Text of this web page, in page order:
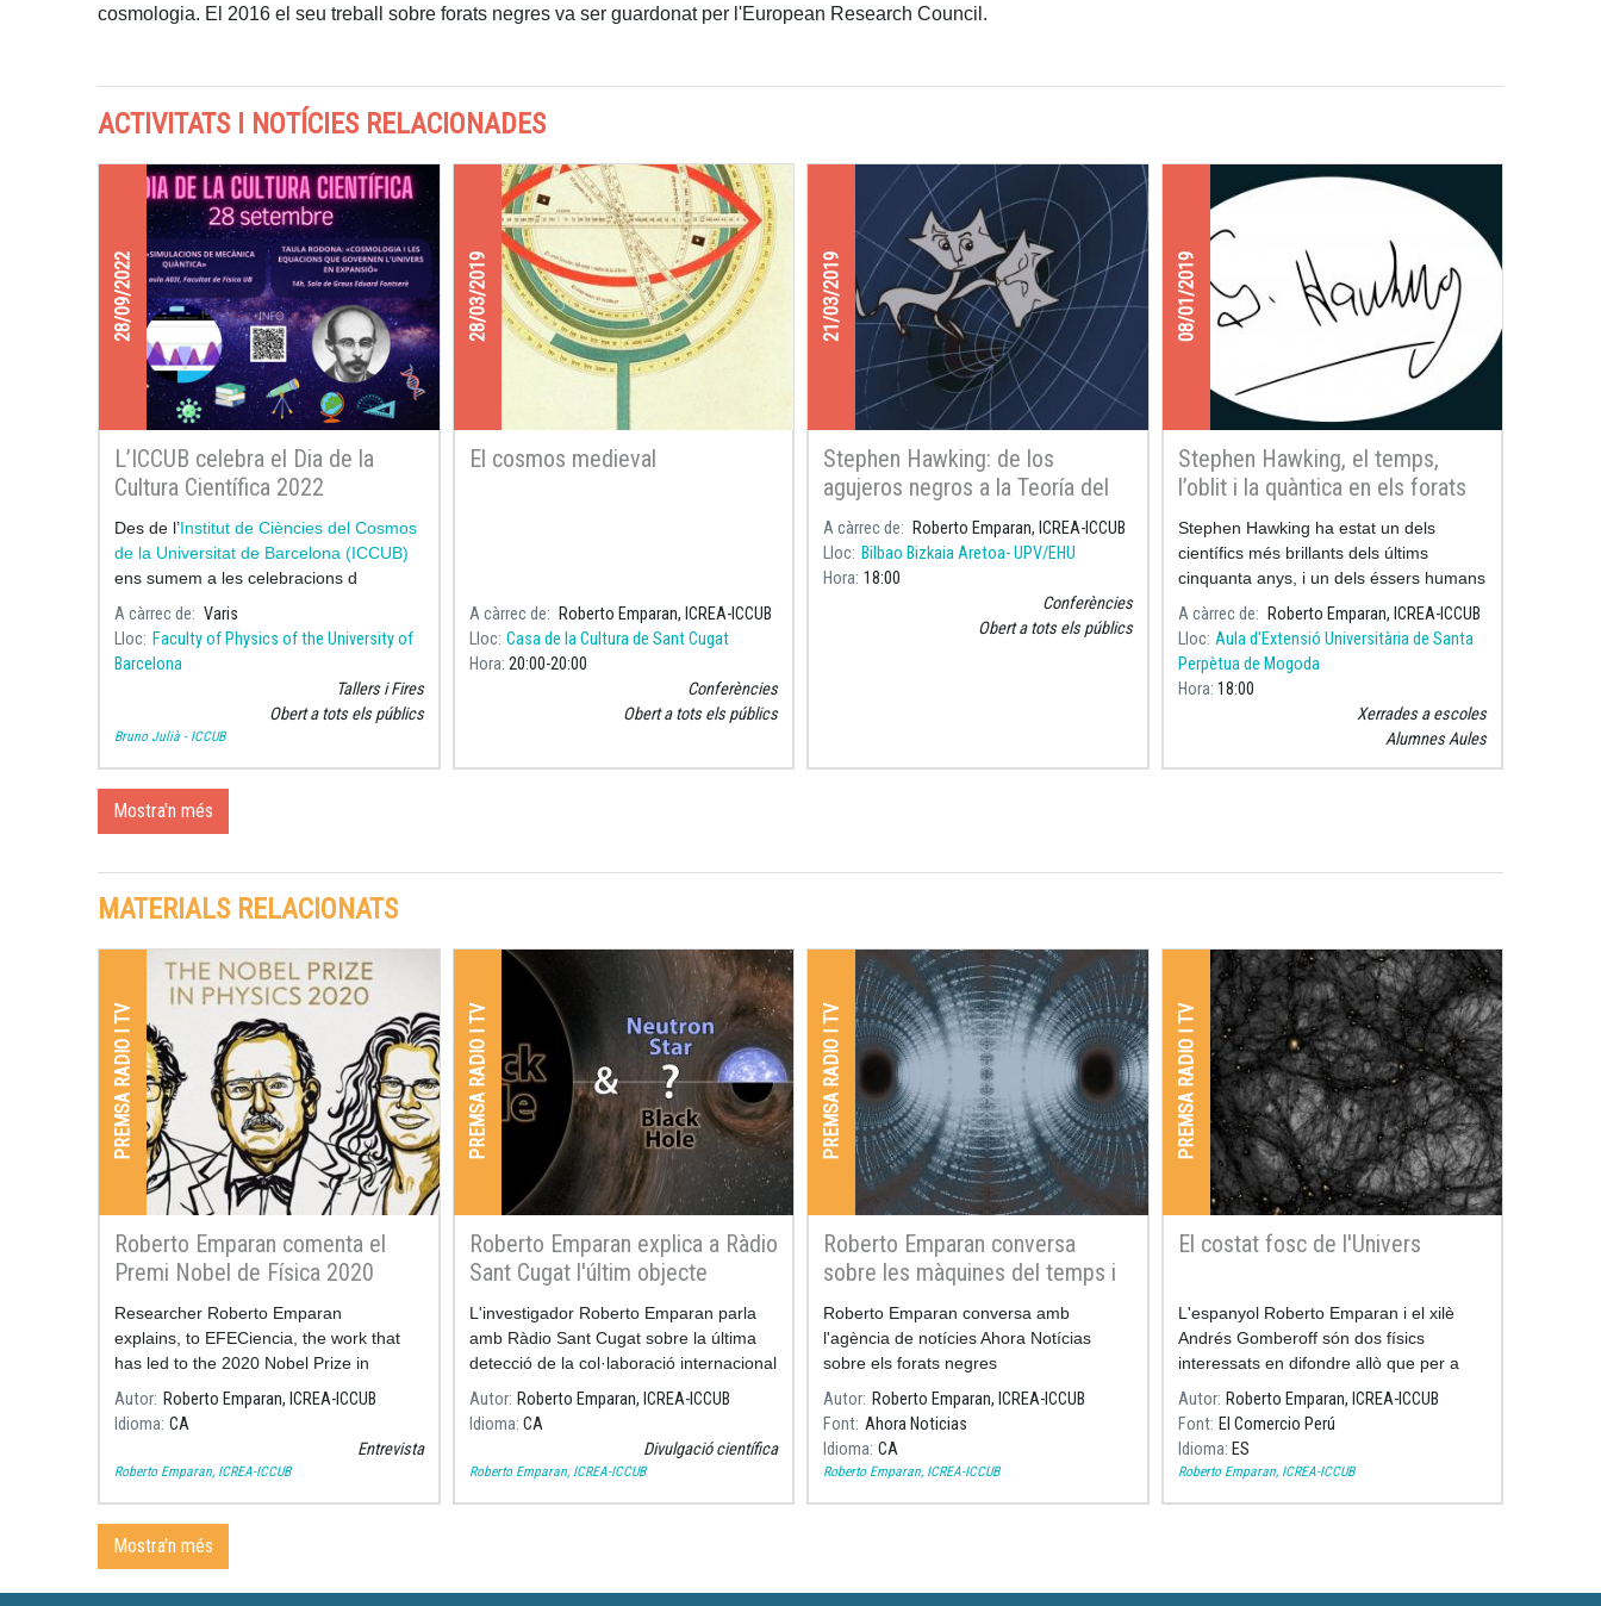
cosmologia. El 2016 el seu treball sobre forats negres va ser guardonat per l'European Research Council.
ACTIVITATS I NOTÍCIES RELACIONADES
28/09/2022
L’ICCUB celebra el Dia de la
Cultura Científica 2022
Des de l’Institut de Ciències del Cosmos
de la Universitat de Barcelona (ICCUB)
ens sumem a les celebracions d
A càrrec de
Varis
Lloc Faculty of Physics of the University of
Barcelona
Tallers i Fires
Obert a tots els públics
Bruno Julià - ICCUB
28/03/2019
El cosmos medieval
A càrrec de
Roberto Emparan, ICREA-ICCUB
Lloc Casa de la Cultura de Sant Cugat
Hora 20:00 20:00
Conferències
Obert a tots els públics
21/03/2019
Stephen Hawking: de los
agujeros negros a la Teoría del
Todo
A càrrec de
Roberto Emparan, ICREA-ICCUB
Lloc Bilbao Bizkaia Aretoa- UPV/EHU
Hora 18:00
Conferències
Obert a tots els públics
08/01/2019
Stephen Hawking, el temps,
l’oblit i la quàntica en els forats
negres
Stephen Hawking ha estat un dels
científics més brillants dels últims
cinquanta anys, i un dels éssers humans
més excepcionals que ha vist el nostre
planeta.
A càrrec de
Roberto Emparan, ICREA-ICCUB
Lloc Aula d'Extensió Universitària de Santa
Perpètua de Mogoda
Hora 18:00
Xerrades a escoles
Alumnes Aules
Mostra'n més
MATERIALS RELACIONATS
PREMSA RADIO I TV
Roberto Emparan comenta el
Premi Nobel de Física 2020
Researcher Roberto Emparan
explains, to EFECiencia, the work that
has led to the 2020 Nobel Prize in
Physics.
Autor Roberto Emparan, ICREA-ICCUB
Idioma CA
Entrevista
Roberto Emparan, ICREA-ICCUB
PREMSA RADIO I TV
Roberto Emparan explica a Ràdio
Sant Cugat l'últim objecte
detectat per LIGO/Virgo
L'investigador Roberto Emparan parla
amb Ràdio Sant Cugat sobre la última
detecció de la col·laboració internacional
LIGO/Virgo, publicat a finals del mes de
juny.
Autor Roberto Emparan, ICREA-ICCUB
Idioma CA
Divulgació científica
Roberto Emparan, ICREA-ICCUB
PREMSA RADIO I TV
Roberto Emparan conversa
sobre les màquines del temps i
els viatges al passat
Roberto Emparan conversa amb
l'agència de notícies Ahora Notícias
sobre els forats negres
Autor Roberto Emparan, ICREA-ICCUB
Font Ahora Noticias
Idioma CA
Roberto Emparan, ICREA-ICCUB
PREMSA RADIO I TV
El costat fosc de l'Univers
L'espanyol Roberto Emparan i el xilè
Andrés Gomberoff són dos físics
interessats en difondre allò que per a
molts és inexplicable: la naturalesa de
l'univers. Tots dos participaran en el Hay
Festival, entre el 8 i 11 de novembre, a
Arequipa.
Autor Roberto Emparan, ICREA-ICCUB
Font El Comercio Perú
Idioma ES
Roberto Emparan, ICREA-ICCUB
Mostra'n més